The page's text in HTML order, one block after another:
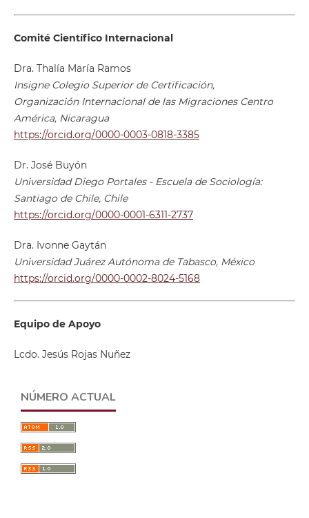
Comité Científico Internacional
Dra. Thalía María Ramos
Insigne Colegio Superior de Certificación,
Organización Internacional de las Migraciones Centro
América, Nicaragua
https://orcid.org/0000-0003-0818-3385
Dr. José Buyón
Universidad Diego Portales - Escuela de Sociología:
Santiago de Chile, Chile
https://orcid.org/0000-0001-6311-2737
Dra. Ivonne Gaytán
Universidad Juárez Autónoma de Tabasco, México
https://orcid.org/0000-0002-8024-5168
Equipo de Apoyo
Lcdo. Jesús Rojas Nuñez
NÚMERO ACTUAL